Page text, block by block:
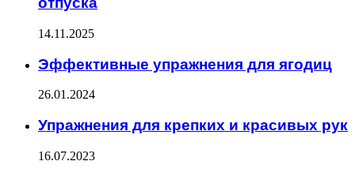
14.11.2025
Эффективные упражнения для ягодиц
26.01.2024
Упражнения для крепких и красивых рук
16.07.2023